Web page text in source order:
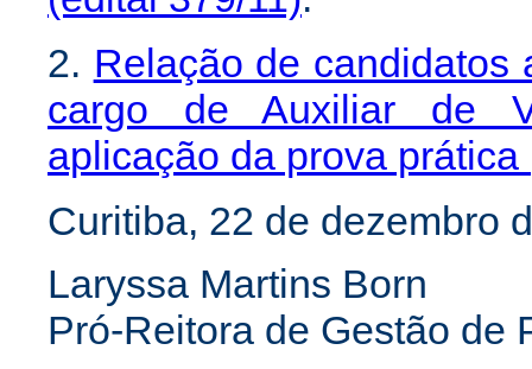
2. Relação de candidatos
cargo de Auxiliar de
aplicação da prova prática
Curitiba, 22 de dezembro
Laryssa Martins Born
Pró-Reitora de Gestão de